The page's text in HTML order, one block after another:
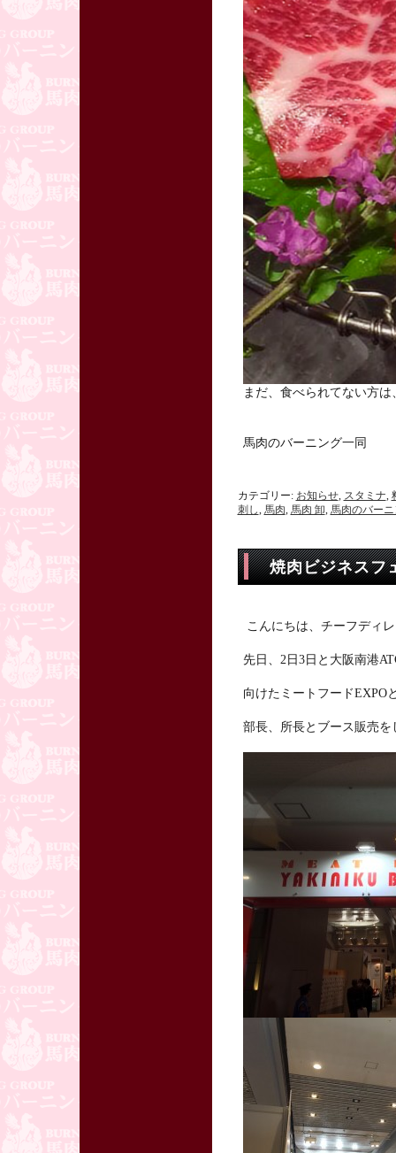
まだ、食べられてない方
馬肉のバーニング一同
カテゴリー: お知らせ, スタミナ,
刺し, 馬肉, 馬肉 卸, 馬肉のバー
焼肉ビジネスフ
こんにちは、チーフディ
先日、2日3日と大阪南港
向けたミートフードEXPO
部長、所長とブース販売